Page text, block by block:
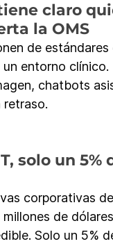
claro
la OMS
de
entorno
chatbots
retraso.
solo un 5%
corporativas
de
Solo un 5%